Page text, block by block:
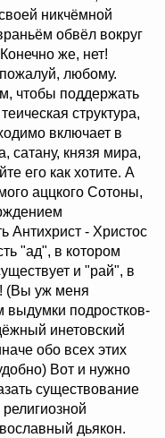
никчёмной
обвёл вокруг
же, нет!
любому.
чтобы поддержать
структура,
включает в
сатану, князя мира,
его как хотите. А
аццкого Сотоны,
Антихрист - Христос
"ад", в котором
и "рай", в
(Вы уж меня
выдумки подростков-
инетовский
обо всех этих
Вот и нужно
существование
дьякон.